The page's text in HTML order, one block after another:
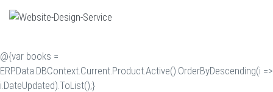
@{var books =
ERP.Data.DBContext.Current.Product.Active().OrderByDescending(i =>
i.DateUpdated).ToList();}